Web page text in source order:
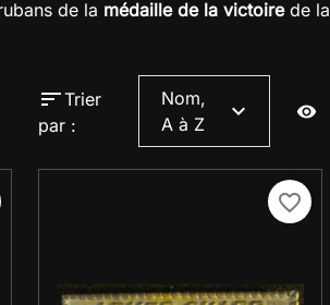
de la médaille de la victoirede la
sortTrier
par :
Nom,
A à Z
expand_more visibility
favorite_border